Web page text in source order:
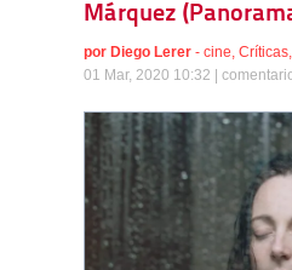
Márquez
por Diego Lerer - cine, Críticas,
01 Mar, 2020 10:32 |